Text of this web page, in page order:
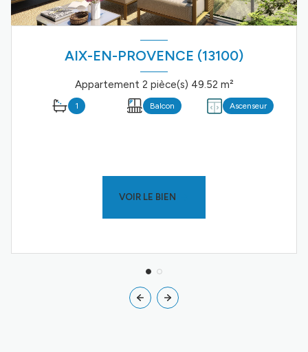
AIX-EN-PROVENCE (13100)
Appartement 2 pièce(s) 49.52 m²
1 Balcon Ascenseur
VOIR LE BIEN